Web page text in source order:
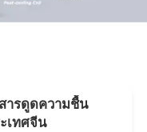
ารดูดความชื้น
เทศจีน